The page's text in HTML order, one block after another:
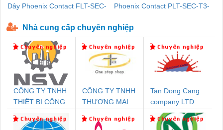
Dây Phoenix Contact FLT-SEC-
Phoenix Contact PLT-SEC-T3-
Nhà cung cấp chuyên nghiệp
CÔNG TY TNHH
THIẾT BỊ CÔNG
SETSUBI VIỆT
CÔNG TY TNHH
THƯƠNG MẠI
NAM
Tan Dong Cang
company LTD